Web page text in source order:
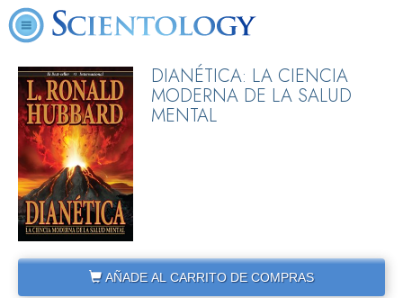
DIANÉTICA: LA CIENCIA
MODERNA DE LA SALUD
MENTAL
AÑADE AL CARRITO DE COMPRAS